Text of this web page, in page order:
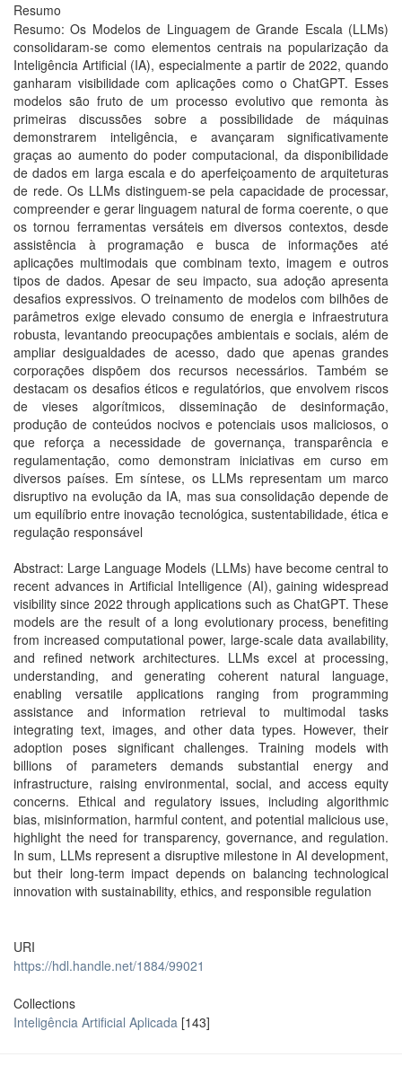
Resumo
Resumo: Os Modelos de Linguagem de Grande Escala (LLMs)
consolidaram-se como elementos centrais na popularização da
Inteligência Artificial (IA), especialmente a partir de 2022, quando
ganharam visibilidade com aplicações como o ChatGPT. Esses
modelos são fruto de um processo evolutivo que remonta às
primeiras discussões sobre a possibilidade de máquinas
demonstrarem inteligência, e avançaram significativamente
graças ao aumento do poder computacional, da disponibilidade
de dados em larga escala e do aperfeiçoamento de arquiteturas
de rede. Os LLMs distinguem-se pela capacidade de processar,
compreender e gerar linguagem natural de forma coerente, o que
os tornou ferramentas versáteis em diversos contextos, desde
assistência à programação e busca de informações até
aplicações multimodais que combinam texto, imagem e outros
tipos de dados. Apesar de seu impacto, sua adoção apresenta
desafios expressivos. O treinamento de modelos com bilhões de
parâmetros exige elevado consumo de energia e infraestrutura
robusta, levantando preocupações ambientais e sociais, além de
ampliar desigualdades de acesso, dado que apenas grandes
corporações dispõem dos recursos necessários. Também se
destacam os desafios éticos e regulatórios, que envolvem riscos
de vieses algorítmicos, disseminação de desinformação,
produção de conteúdos nocivos e potenciais usos maliciosos, o
que reforça a necessidade de governança, transparência e
regulamentação, como demonstram iniciativas em curso em
diversos países. Em síntese, os LLMs representam um marco
disruptivo na evolução da IA, mas sua consolidação depende de
um equilíbrio entre inovação tecnológica, sustentabilidade, ética e
regulação responsável
Abstract: Large Language Models (LLMs) have become central to
recent advances in Artificial Intelligence (AI), gaining widespread
visibility since 2022 through applications such as ChatGPT. These
models are the result of a long evolutionary process, benefiting
from increased computational power, large-scale data availability,
and refined network architectures. LLMs excel at processing,
understanding, and generating coherent natural language,
enabling versatile applications ranging from programming
assistance and information retrieval to multimodal tasks
integrating text, images, and other data types. However, their
adoption poses significant challenges. Training models with
billions of parameters demands substantial energy and
infrastructure, raising environmental, social, and access equity
concerns. Ethical and regulatory issues, including algorithmic
bias, misinformation, harmful content, and potential malicious use,
highlight the need for transparency, governance, and regulation.
In sum, LLMs represent a disruptive milestone in AI development,
but their long-term impact depends on balancing technological
innovation with sustainability, ethics, and responsible regulation
URI
https://hdl.handle.net/1884/99021
Collections
Inteligência Artificial Aplicada [143]